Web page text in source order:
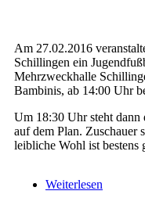
Am 27.02.2016
Schillingen ein
Mehrzweckhalle
Bambinis, ab 14:00 Uhr
Um 18:30 Uhr steht dann
auf dem Plan. Zuschauer
leibliche Wohl ist bestens
Weiterlesen